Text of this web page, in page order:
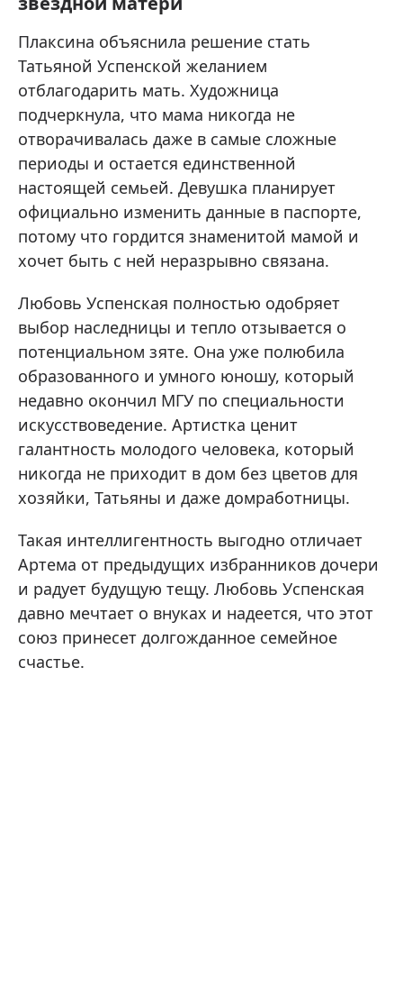
Плаксина объяснила решение стать
Татьяной Успенской желанием
отблагодарить мать. Художница
подчеркнула, что мама никогда не
отворачивалась даже в самые сложные
периоды и остается единственной
настоящей семьей. Девушка планирует
официально изменить данные в паспорте,
потому что гордится знаменитой мамой и
хочет быть с ней неразрывно связана.
Любовь Успенская полностью одобряет
выбор наследницы и тепло отзывается о
потенциальном зяте. Она уже полюбила
образованного и умного юношу, который
недавно окончил МГУ по специальности
искусствоведение. Артистка ценит
галантность молодого человека, который
никогда не приходит в дом без цветов для
хозяйки, Татьяны и даже домработницы.
Такая интеллигентность выгодно отличает
Артема от предыдущих избранников дочери
и радует будущую тещу. Любовь Успенская
давно мечтает о внуках и надеется, что этот
союз принесет долгожданное семейное
счастье.